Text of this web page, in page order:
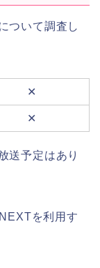
ついて調査し
✕
✕
送予定はあり
を利用す